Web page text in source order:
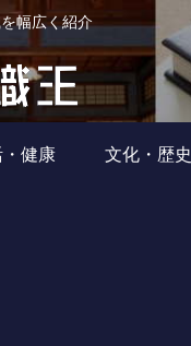
幅広く紹介
・健康 文化・歴史